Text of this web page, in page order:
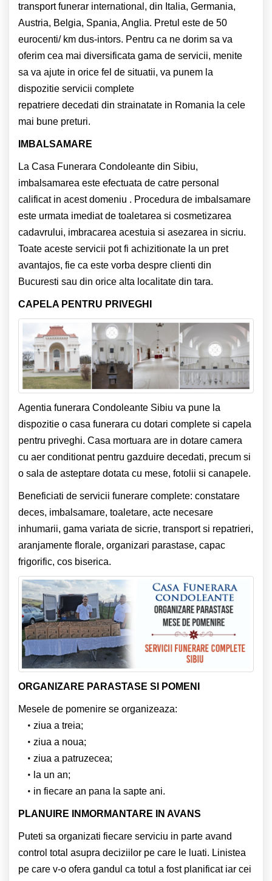
transport funerar international, din Italia, Germania,
Austria, Belgia, Spania, Anglia. Pretul este de 50
eurocenti/ km dus-intors. Pentru ca ne dorim sa va
oferim cea mai diversificata gama de servicii, menite
sa va ajute in orice fel de situatii, va punem la
dispozitie servicii complete
repatriere decedati din strainatate in Romania la cele
mai bune preturi.
IMBALSAMARE
La Casa Funerara Condoleante din Sibiu,
imbalsamarea este efectuata de catre personal
calificat in acest domeniu . Procedura de imbalsamare
este urmata imediat de toaletarea si cosmetizarea
cadavrului, imbracarea acestuia si asezarea in sicriu.
Toate aceste servicii pot fi achizitionate la un pret
avantajos, fie ca este vorba despre clienti din
Bucuresti sau din orice alta localitate din tara.
CAPELA PENTRU PRIVEGHI
Agentia funerara Condoleante Sibiu va pune la
dispozitie o casa funerara cu dotari complete si capela
pentru priveghi. Casa mortuara are in dotare camera
cu aer conditionat pentru gazduire decedati, precum si
o sala de asteptare dotata cu mese, fotolii si canapele.
Beneficiati de servicii funerare complete: constatare
deces, imbalsamare, toaletare, acte necesare
inhumarii, gama variata de sicrie, transport si repatrieri,
aranjamente florale, organizari parastase, capac
frigorific, cos biserica.
ORGANIZARE PARASTASE SI POMENI
Mesele de pomenire se organizeaza:
ziua a treia;
ziua a noua;
ziua a patruzecea;
la un an;
in fiecare an pana la sapte ani.
PLANUIRE INMORMANTARE IN AVANS
Puteti sa organizati fiecare serviciu in parte avand
control total asupra deciziilor pe care le luati. Linistea
pe care v-o ofera gandul ca totul a fost planificat iar cei